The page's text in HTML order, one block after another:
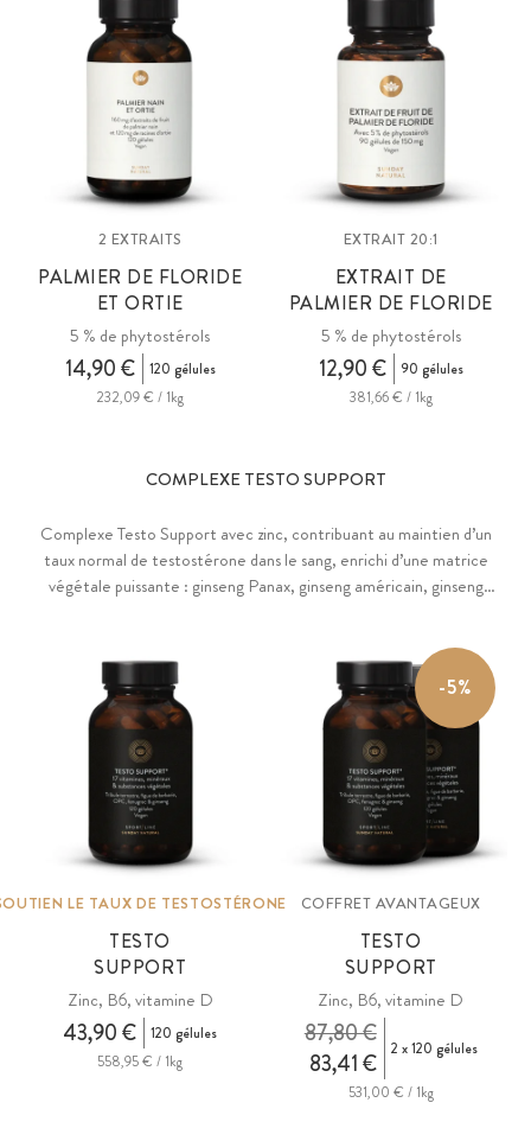
2 EXTRAITS
PALMIER DE FLORIDE
ET ORTIE
5 % de phytostérols
14,90 €
120 gélules
232,09 € / 1kg
EXTRAIT 20:1
EXTRAIT DE
PALMIER DE FLORIDE
5 % de phytostérols
12,90 €
90 gélules
381,66 € / 1kg
COMPLEXE TESTO SUPPORT
Complexe Testo Support avec zinc, contribuant au maintien d’un
taux normal de testostérone dans le sang, enrichi d’une matrice
végétale puissante : ginseng Panax, ginseng américain, ginseng
LE TAUX DE TESTOSTÉRONE
TESTO
SUPPORT
Zinc, B6, vitamine D
43,90 €
120 gélules
558,95 € / 1kg
-5%
COFFRET AVANTAGEUX
TESTO
SUPPORT
Zinc, B6, vitamine D
83,41 €
87,80 € 2 x 120 gélules
531,00 € / 1kg